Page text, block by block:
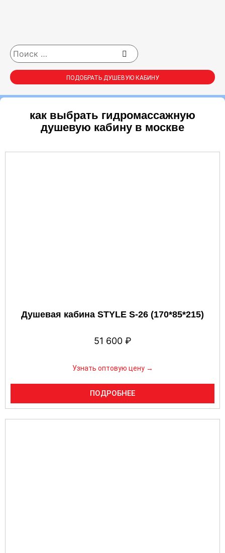
ПОДОБРАТЬ ДУШЕВУЮ КАБИНУ
как выбрать гидромассажную
душевую кабину в москве
Душевая кабина STYLE S-26 (170*85*215)
51 600 ₽
Узнать оптовую цену →
ПОДРОБНЕЕ